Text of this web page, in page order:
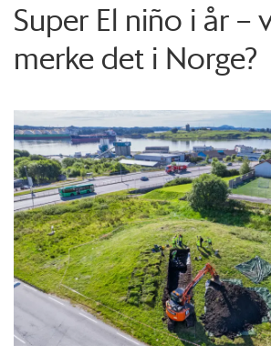
Super El niño i år –
merke det i Norge?